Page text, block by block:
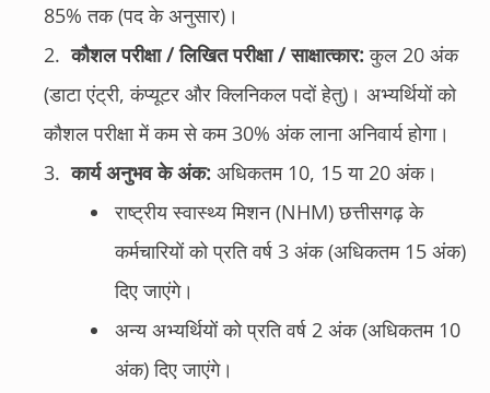
85% तक (पद के अनुसार)।
कौशल परीक्षा / लिखित परीक्षा / साक्षात्कार: कुल 20 अंक
(डाटा एंट्री, कंप्यूटर और क्लिनिकल पदों हेतु)। अभ्यर्थियों को
कौशल परीक्षा में कम से कम 30% अंक लाना अनिवार्य होगा।
कार्य अनुभव के अंक: अधिकतम 10, 15 या 20 अंक।
राष्ट्रीय स्वास्थ्य मिशन (NHM) छत्तीसगढ़ के
कर्मचारियों को प्रति वर्ष 3 अंक (अधिकतम 15 अंक)
दिए जाएंगे।
अन्य अभ्यर्थियों को प्रति वर्ष 2 अंक (अधिकतम 10
अंक) दिए जाएंगे।